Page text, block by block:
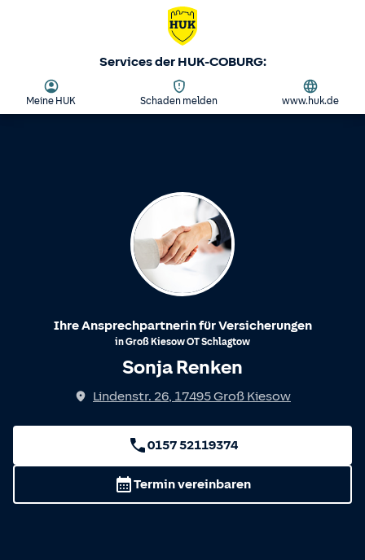
Services der HUK-COBURG:
Meine HUK Schaden melden www.huk.de
Ihre Ansprechpartnerin für Versicherungen
inGroß KiesowOTSchlagtow
Sonja Renken
Lindenstr. 26, 17495Groß Kiesow
0157 52119374
Termin vereinbaren